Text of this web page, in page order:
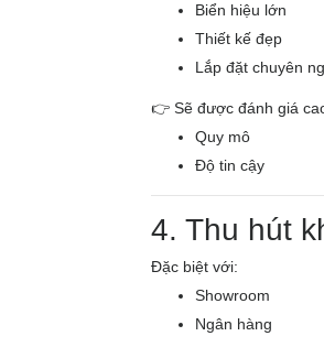
Biển hiệu lớn
Thiết kế đẹp
Lắp đặt chuyên
👉 Sẽ được đánh giá
Quy mô
Độ tin cậy
4. Thu hút
Đặc biệt với:
Showroom
Ngân hàng